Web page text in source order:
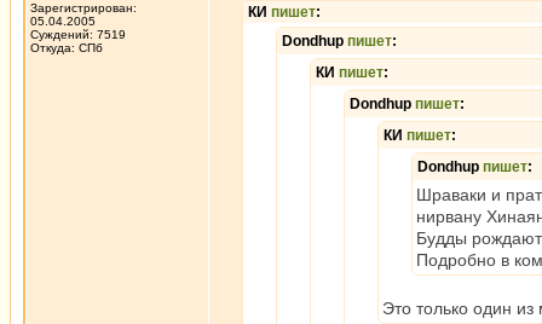
Зарегистрирован:
05.04.2005
Суждений: 7519
Откуда: СПб
КИ пишет:
Dondhup пишет:
КИ пишет:
Dondhup пишет:
КИ пишет:
Dondhup пишет:
Шраваки и
нирвану
Будды
Подробно в
Это только один